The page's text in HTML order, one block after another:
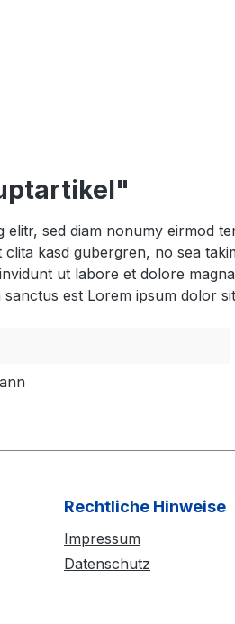
sed diam nonumy eirmod
kasd gubergren, no sea
ut labore et dolore
est Lorem ipsum dolor
Rechtliche Hinweise
Impressum
Datenschutz